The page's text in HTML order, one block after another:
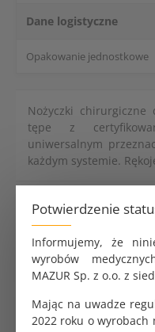
Potwierdzenie
Informujemy, że
wyrobów
MAZUR Sp. z o.o. z
Mając na uwadze
2022 roku o wyrobach
Test
96.80 zł
Koperta do
SoftMed
Dane logistyczne
Opakowanie jednostkowe
Nożyczki chirurgiczne
tępe z
uniwersalnym
każdym systemie.